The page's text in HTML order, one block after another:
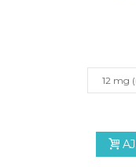
12 mg